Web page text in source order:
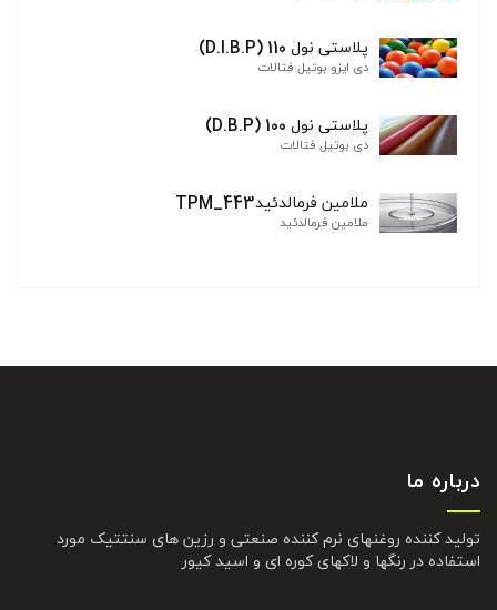
پلاستی نول 110 (D.I.B.P)
دی ایزو بوتیل فتالات
پلاستی نول 100 (D.B.P)
دی بوتیل فتالات
ملامین فرمالدئیدTPM_443
ملامین فرمالدئید
درباره ما
تولید کننده روغنهای نرم کننده صنعتی و رزین های سنتتیک مورد
استفاده در رنگها و لاکهای کوره ای و اسید کیور